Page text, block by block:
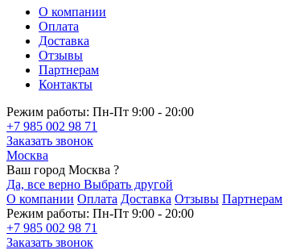
О компании
Оплата
Доставка
Отзывы
Партнерам
Контакты
Режим работы: Пн-Пт 9:00 - 20:00
+7 985 002 98 71
Заказать звонок
Москва
Ваш город Москва ?
Да, все верно Выбрать другой
О компании Оплата Доставка Отзывы Партнерам
Режим работы: Пн-Пт 9:00 - 20:00
+7 985 002 98 71
Заказать звонок